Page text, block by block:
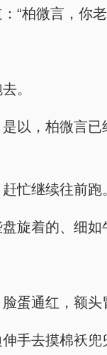
“柏微言，你
。
以，柏微言
忙继续往前跑
旋着的、细如
蛋通红，额头
手去摸棉袄兜